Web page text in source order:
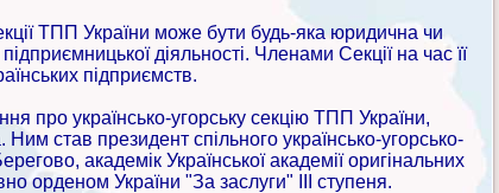
ТПП України може бути будь-яка юридична чи
діяльності. Членами Секції на час її
підприємств.
про українсько-угорську секцію ТПП України,
Ним став президент спільного українсько-угорсько-
академік Української академії оригінальних
орденом України "За заслуги" ІІІ ступеня.